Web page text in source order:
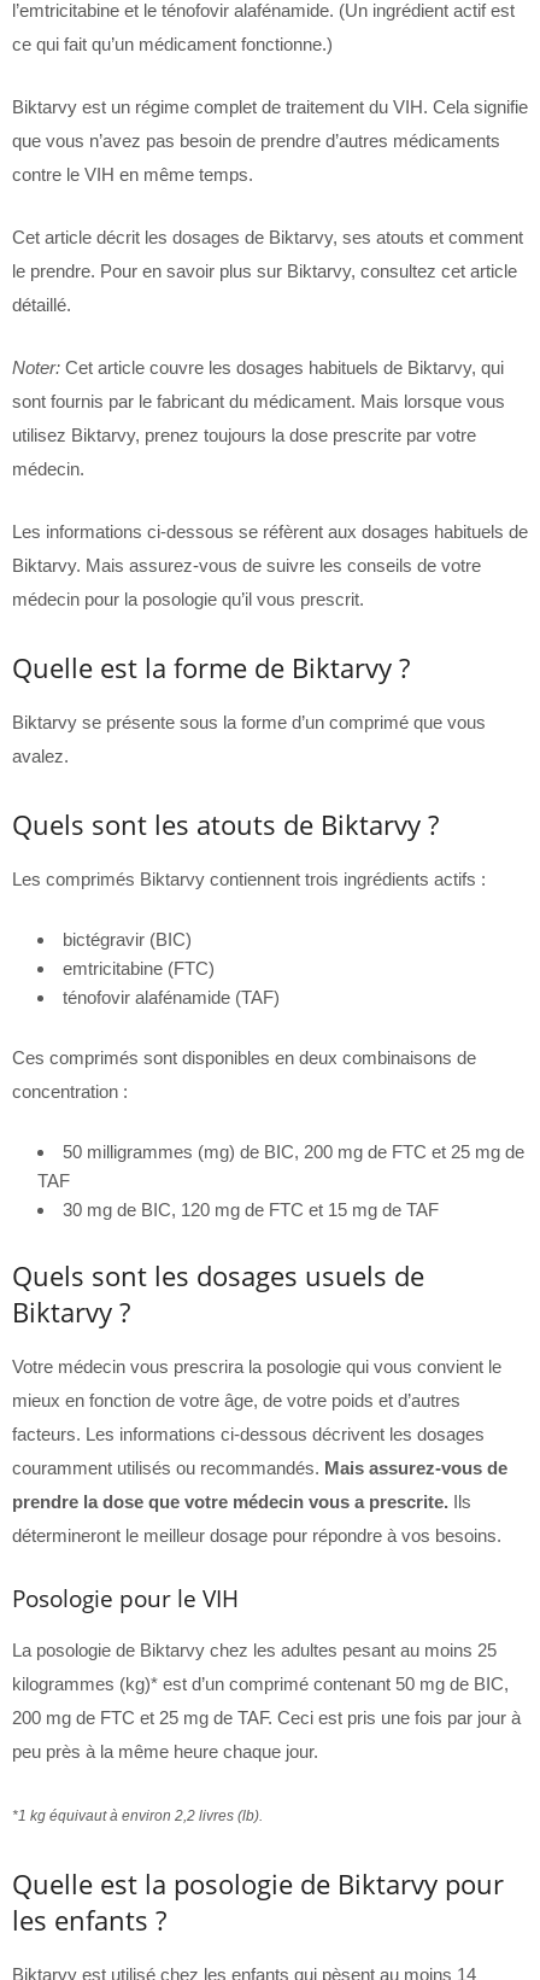
l’emtricitabine et le ténofovir alafénamide. (Un ingrédient actif est
ce qui fait qu’un médicament fonctionne.)
Biktarvy est un régime complet de traitement du VIH. Cela signifie
que vous n’avez pas besoin de prendre d’autres médicaments
contre le VIH en même temps.
Cet article décrit les dosages de Biktarvy, ses atouts et comment
le prendre. Pour en savoir plus sur Biktarvy, consultez cet article
détaillé.
Noter: Cet article couvre les dosages habituels de Biktarvy, qui
sont fournis par le fabricant du médicament. Mais lorsque vous
utilisez Biktarvy, prenez toujours la dose prescrite par votre
médecin.
Les informations ci-dessous se réfèrent aux dosages habituels de
Biktarvy. Mais assurez-vous de suivre les conseils de votre
médecin pour la posologie qu’il vous prescrit.
Quelle est la forme de Biktarvy ?
Biktarvy se présente sous la forme d’un comprimé que vous
avalez.
Quels sont les atouts de Biktarvy ?
Les comprimés Biktarvy contiennent trois ingrédients actifs :
bictégravir (BIC)
emtricitabine (FTC)
ténofovir alafénamide (TAF)
Ces comprimés sont disponibles en deux combinaisons de
concentration :
50 milligrammes (mg) de BIC, 200 mg de FTC et 25 mg de
TAF
30 mg de BIC, 120 mg de FTC et 15 mg de TAF
Quels sont les dosages usuels de
Biktarvy ?
Votre médecin vous prescrira la posologie qui vous convient le
mieux en fonction de votre âge, de votre poids et d’autres
facteurs. Les informations ci-dessous décrivent les dosages
couramment utilisés ou recommandés. Mais assurez-vous de
prendre la dose que votre médecin vous a prescrite. Ils
détermineront le meilleur dosage pour répondre à vos besoins.
Posologie pour le VIH
La posologie de Biktarvy chez les adultes pesant au moins 25
kilogrammes (kg)* est d’un comprimé contenant 50 mg de BIC,
200 mg de FTC et 25 mg de TAF. Ceci est pris une fois par jour à
peu près à la même heure chaque jour.
*1 kg équivaut à environ 2,2 livres (lb).
Quelle est la posologie de Biktarvy pour
les enfants ?
Biktarvy est utilisé chez les enfants qui pèsent au moins 14